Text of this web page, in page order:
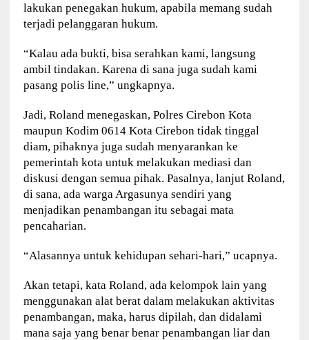
lakukan penegakan hukum, apabila memang sudah
terjadi pelanggaran hukum.
“Kalau ada bukti, bisa serahkan kami, langsung
ambil tindakan. Karena di sana juga sudah kami
pasang polis line,” ungkapnya.
Jadi, Roland menegaskan, Polres Cirebon Kota
maupun Kodim 0614 Kota Cirebon tidak tinggal
diam, pihaknya juga sudah menyarankan ke
pemerintah kota untuk melakukan mediasi dan
diskusi dengan semua pihak. Pasalnya, lanjut Roland,
di sana, ada warga Argasunya sendiri yang
menjadikan penambangan itu sebagai mata
pencaharian.
“Alasannya untuk kehidupan sehari-hari,” ucapnya.
Akan tetapi, kata Roland, ada kelompok lain yang
menggunakan alat berat dalam melakukan aktivitas
penambangan, maka, harus dipilah, dan didalami
mana saja yang benar benar penambangan liar dan